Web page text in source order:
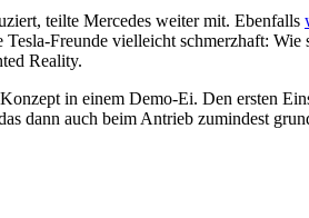
teilte Mercedes weiter mit. Ebenfalls
Freunde vielleicht schmerzhaft:
Reality.
in einem Demo-Ei. Den ersten
dann auch beim Antrieb zumindest